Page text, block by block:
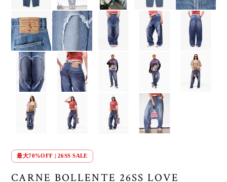
最大70%OFF | 26SS SALE
CARNE BOLLENTE 26SS LOVE